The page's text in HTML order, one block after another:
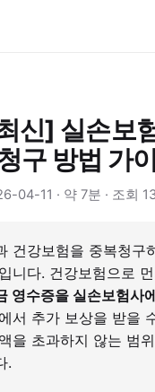
신] 실손보
구 방법 가
04-11 · 약 7분 · 조회
건강보험을 중복청구
니다. 건강보험으로
영수증을 실손보험사
서 추가 보상을 받을
을 초과하지 않는 범
.